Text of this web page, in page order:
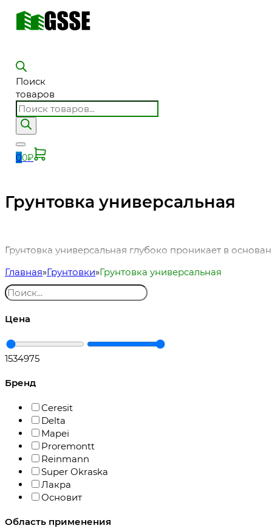
Поиск
товаров
00₽
Грунтовка универсальная
Грунтовка универсальная глубоко проникает в
Главная Грунтовки Грунтовка универсальная
Цена
1534975
Бренд
Ceresit
Delta
Mapei
Proremontt
Reinmann
Super Okraska
Лакра
Основит
Область применения